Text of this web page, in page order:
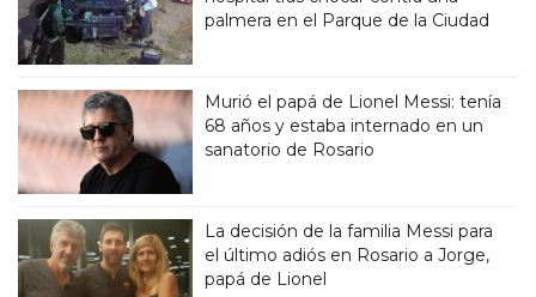
palmera en el Parque de la Ciudad
Murió el papá de Lionel Messi: tenía
68 años y estaba internado en un
sanatorio de Rosario
La decisión de la familia Messi para
el último adiós en Rosario a Jorge,
papá de Lionel